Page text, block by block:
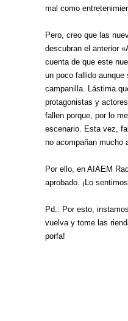
mal como
Pero, creo que las
descubran el anterior
cuenta de que este
un poco fallido aunque
campanilla. Lástima
protagonistas y
fallen porque, por lo
escenario. Esta vez,
no acompañan mucho
Por ello, en AIAEM
aprobado. ¡Lo
Pd.: Por esto,
vuelva y tome las
porfa!